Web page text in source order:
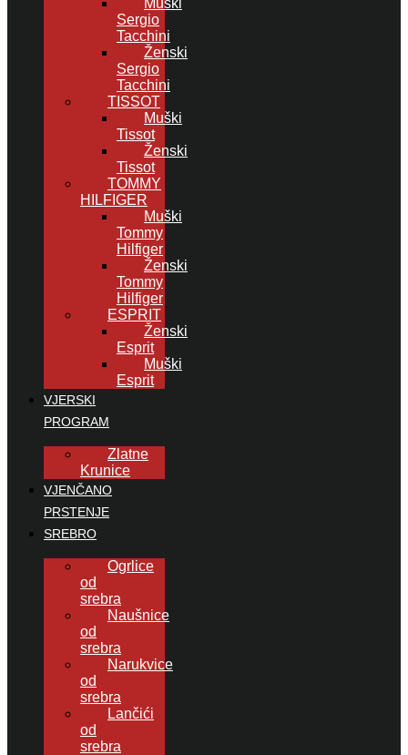
Muški
Sergio
Tacchini
Ženski
Sergio
Tacchini
TISSOT
Muški
Tissot
Ženski
Tissot
TOMMY
HILFIGER
Muški
Tommy
Hilfiger
Ženski
Tommy
Hilfiger
ESPRIT
Ženski
Esprit
Muški
Esprit
VJERSKI
PROGRAM
Zlatne
Krunice
VJENČANO
PRSTENJE
SREBRO
Ogrlice
od
srebra
Naušnice
od
srebra
Narukvice
od
srebra
Lančići
od
srebra